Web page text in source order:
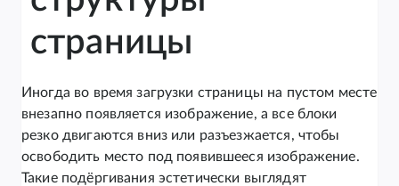
страницы
Иногда во время загрузки страницы на пустом месте
внезапно появляется изображение, а все блоки
резко двигаются вниз или разъезжается, чтобы
освободить место под появившееся изображение.
Такие подёргивания эстетически выглядят